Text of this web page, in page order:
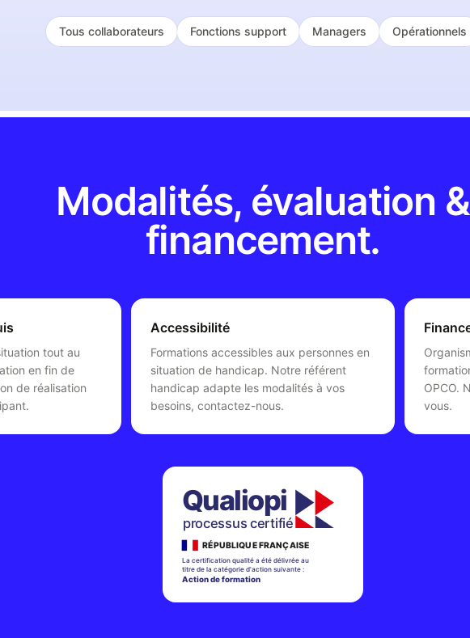
Tous collaborateurs Fonctions support Managers Opérationnels
Modalités, évaluation &
financement.
tout au
en fin de
de réalisation
Accessibilité
Formations accessibles aux personnes en
situation de handicap. Notre référent
handicap adapte les modalités à vos
besoins, contactez-nous.
OPCO.
vous.